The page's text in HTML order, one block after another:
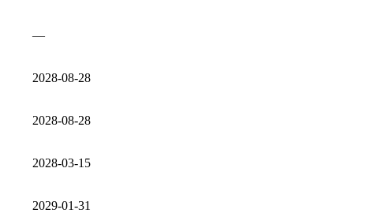
—
2028‑08‑28
2028‑08‑28
2028‑03‑15
2029‑01‑31